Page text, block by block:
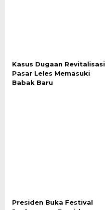
Kasus Dugaan Revitalisasi
Pasar Leles Memasuki
Babak Baru
Presiden Buka Festival